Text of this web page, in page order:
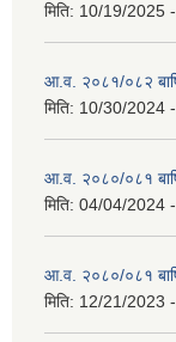
मिति: 10/19/2025
आ.व. २०८१/०८२
मिति: 10/30/2024
आ.व. २०८०/०८१
मिति: 04/04/2024
आ.व. २०८०/०८१
मिति: 12/21/2023